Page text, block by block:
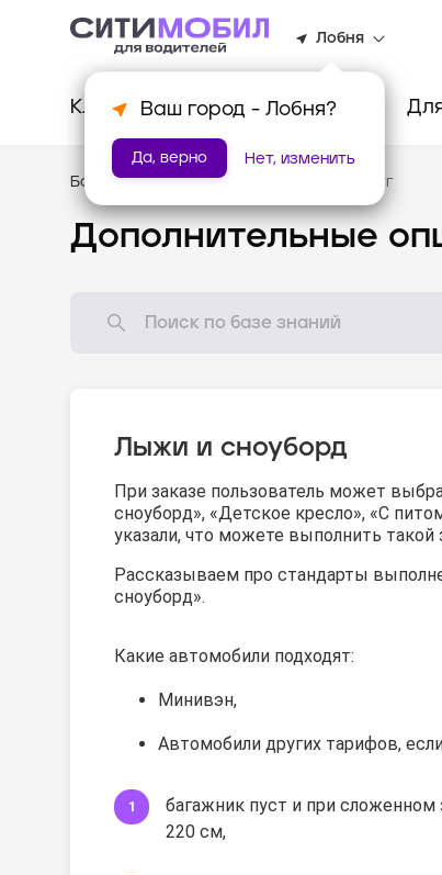
Лобня
Ваш город - Лобня?
Да, верно Нет, изменить
Клиентам Водителям
База знаний /Стандарты оказания услуг
Дополнительные
Лыжи и сноуборд
При заказе пользователь может
сноуборд», «Детское кресло», «С
указали, что можете выполнить
Рассказываем про стандарты
сноуборд».
Какие автомобили подходят:
Минивэн,
Автомобили других тарифов,
багажник пуст и при
220 см,